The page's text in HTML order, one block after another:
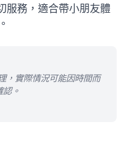
服務，適合帶小朋友體
，實際情況可能因時間而
。